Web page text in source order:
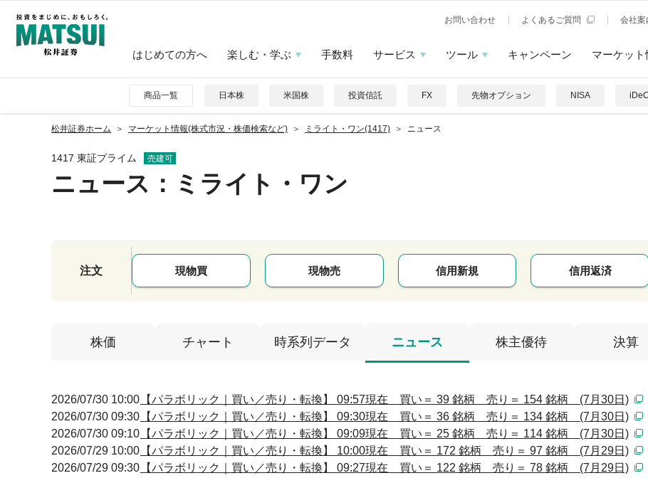
お問い合わせ よくあるご質問 会社案
はじめての方へ 楽しむ・学ぶ 手数料 サービス ツール キャンペーン マーケット
商品一覧 日本株 米国株 投資信託 FX 先物オプション NISA
松井証券ホーム マーケット情報(株式市況・株価検索など) ミライト・ワン(1417) ニュース
1417 東証プライム 売建可
ニュース ：ミライト・ワン
注文 現物買 現物売 信用新規 信用返済
株価 チャート 時系列データ ニュース 株主優待 決算
2026/07/30 10:00 【パラボリック｜買い／売り・転換】 09:57現在 買い＝ 39 銘柄 売り＝ 154 銘柄 (7月30日)
2026/07/30 09:30 【パラボリック｜買い／売り・転換】 09:30現在 買い＝ 36 銘柄 売り＝ 134 銘柄 (7月30日)
2026/07/30 09:10 【パラボリック｜買い／売り・転換】 09:09現在 買い＝ 25 銘柄 売り＝ 114 銘柄 (7月30日)
2026/07/29 10:00 【パラボリック｜買い／売り・転換】 10:00現在 買い＝ 172 銘柄 売り＝ 97 銘柄 (7月29日)
2026/07/29 09:30 【パラボリック｜買い／売り・転換】 09:27現在 買い＝ 122 銘柄 売り＝ 78 銘柄 (7月29日)